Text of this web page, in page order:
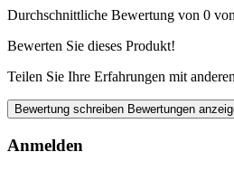
Durchschnittliche Bewertung von 0
Bewerten Sie dieses Produkt!
Teilen Sie Ihre Erfahrungen mit
Bewertung schreiben Bewertungen
Anmelden